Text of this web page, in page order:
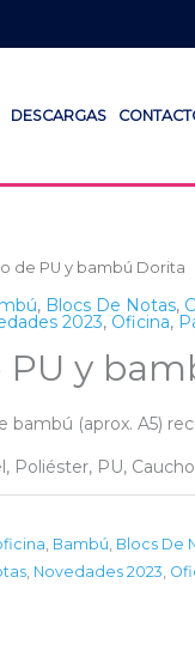
DESCARGAS
de PU y bambú Dorita
, Blocs De Notas,
2023, Oficina,
PU y
bambú (aprox. A5)
Poliéster, PU,
, Bambú, Blocs De
, Novedades 2023,